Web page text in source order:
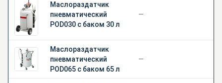
Маслораздатчик
пневматический
POD030 с баком 30 л
—
Маслораздатчик
пневматический
POD065 с баком 65 л
—